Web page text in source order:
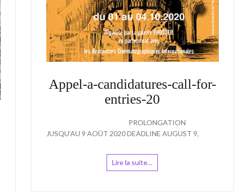
Appel-a-candidatures-call-for-
entries-20
PROLONGATION
JUSQU’AU 9 AOÛT 2020 DEADLINE AUGUST 9,
Lire la suite…